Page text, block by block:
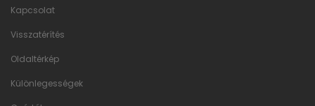
Kapcsolat
Visszatérítés
Oldaltérkép
Különlegességek